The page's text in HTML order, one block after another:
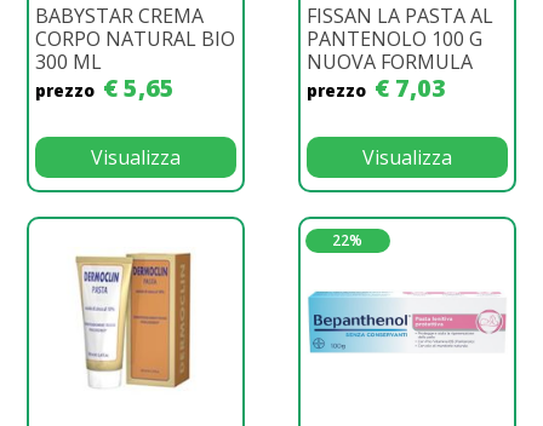
BABYSTAR CREMA
CORPO NATURAL BIO
300 ML
prezzo € 5,65
Visualizza
FISSAN LA PASTA AL
PANTENOLO 100 G
NUOVA FORMULA
prezzo € 7,03
Visualizza
22%